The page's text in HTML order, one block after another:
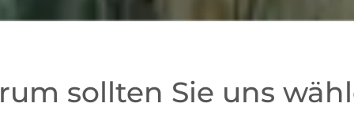
sollten Sie uns